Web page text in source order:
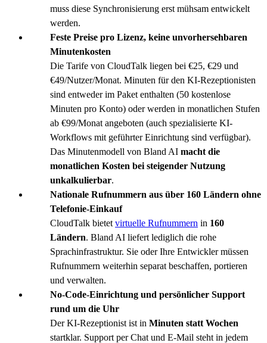
muss diese Synchronisierung erst mühsam entwickelt
werden.
Feste Preise pro Lizenz, keine unvorhersehbaren
Minutenkosten
Die Tarife von CloudTalk liegen bei €25, €29 und
€49/Nutzer/Monat. Minuten für den KI-Rezeptionisten
sind entweder im Paket enthalten (50 kostenlose
Minuten pro Konto) oder werden in monatlichen Stufen
ab €99/Monat angeboten (auch spezialisierte KI-
Workflows mit geführter Einrichtung sind verfügbar).
Das Minutenmodell von Bland AI macht die
monatlichen Kosten bei steigender Nutzung
unkalkulierbar.
Nationale Rufnummern aus über 160 Ländern ohne
Telefonie-Einkauf
CloudTalk bietet virtuelle Rufnummern in 160
Ländern. Bland AI liefert lediglich die rohe
Sprachinfrastruktur. Sie oder Ihre Entwickler müssen
Rufnummern weiterhin separat beschaffen, portieren
und verwalten.
No-Code-Einrichtung und persönlicher Support
rund um die Uhr
Der KI-Rezeptionist ist in Minuten statt Wochen
startklar. Support per Chat und E-Mail steht in jedem